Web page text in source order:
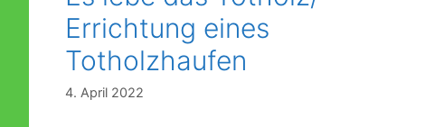
Errichtung eines
Totholzhaufen
4. April 2022